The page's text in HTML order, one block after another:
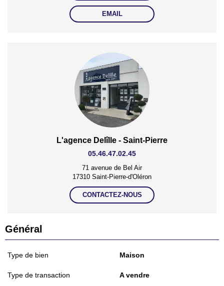
EMAIL
L'agence Delîlle - Saint-Pierre
05.46.47.02.45
71 avenue de Bel Air
17310 Saint-Pierre-d'Oléron
CONTACTEZ-NOUS
Général
Type de bien Maison
Type de transaction A vendre